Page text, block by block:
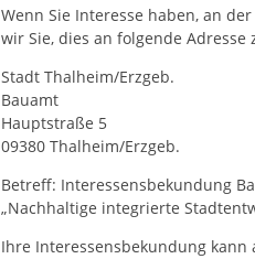
Wenn Sie Interesse haben, an
wir Sie, dies an folgende Adresse
Stadt Thalheim/Erzgeb.
Bauamt
Hauptstraße 5
09380 Thalheim/Erzgeb.
Betreff: Interessensbekundung
„Nachhaltige integrierte
Ihre Interessensbekundung kann